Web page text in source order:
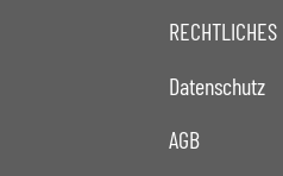
RECHTLICHES
Datenschutz
AGB